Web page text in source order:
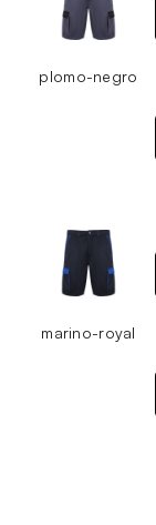
plomo-negro
marino-royal